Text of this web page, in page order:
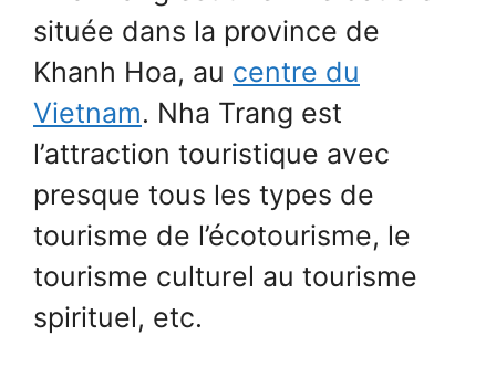
située dans la province de
Khanh Hoa, au centre du
Vietnam. Nha Trang est
l’attraction touristique avec
presque tous les types de
tourisme de l’écotourisme, le
tourisme culturel au tourisme
spirituel, etc.